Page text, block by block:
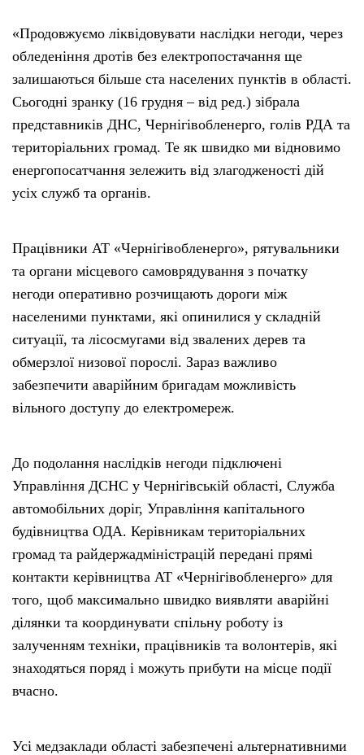
«Продовжуємо ліквідовувати наслідки негоди, через
обледеніння дротів без електропостачання ще
залишаються більше ста населених пунктів в області.
Сьогодні зранку (16 грудня – від ред.) зібрала
представників ДНС, Чернігівобленерго, голів РДА та
територіальних громад. Те як швидко ми відновимо
енергопосатчання зележить від злагодженості дій
усіх служб та органів.
Працівники АТ «Чернігівобленерго», рятувальники
та органи місцевого самоврядування з початку
негоди оперативно розчищають дороги між
населеними пунктами, які опинилися у складній
ситуації, та лісосмугами від звалених дерев та
обмерзлої низової порослі. Зараз важливо
забезпечити аварійним бригадам можливість
вільного доступу до електромереж.
До подолання наслідків негоди підключені
Управління ДСНС у Чернігівській області, Служба
автомобільних доріг, Управління капітального
будівництва ОДА. Керівникам територіальних
громад та райдержадміністрацій передані прямі
контакти керівництва АТ «Чернігівобленерго» для
того, щоб максимально швидко виявляти аварійні
ділянки та координувати спільну роботу із
залученням техніки, працівників та волонтерів, які
знаходяться поряд і можуть прибути на місце події
вчасно.
Усі медзаклади області забезпечені альтернативними